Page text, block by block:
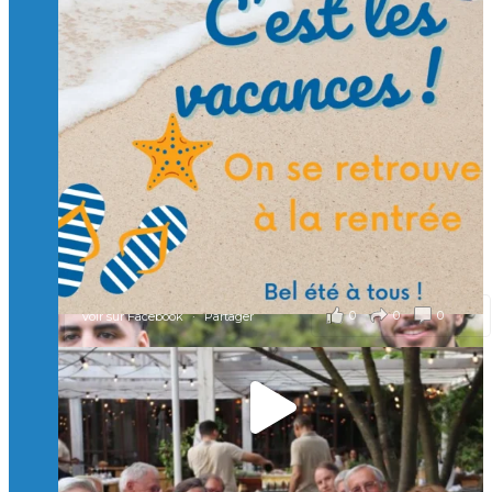
🙏 Soutenez l’Isep via la taxe d’apprentissage 2026
et contribuons ensemble à former les générations
d’ingénieurs de demain. 🙏
Merci à tous !
🎯 Taxe d’apprentissage 2026 : avec l'Isep, investissez pour
un numérique au service de l'humain !
À l’Isep, nous formons des ingénieurs, des bachelors, des
Mastères Spécialisés, qui allient excellence technologique et
valeurs humaines, au cœur de notre pro
...Voir plus
il y a 2 mois
0 0 0
Voir sur Facebook · Partager
🚀Afterwork à Genève 🚀
🥳 Le 22 avril dernier, 14 Alumni vivant / travaillant
en Suisse ont partagé un moment convivial de
retrouvailles et d'échanges !